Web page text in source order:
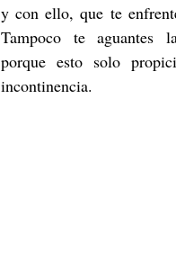
y con ello, que te
Tampoco te aguantes
porque esto solo
incontinencia.